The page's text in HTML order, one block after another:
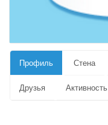
Профиль Стена
Друзья Активность